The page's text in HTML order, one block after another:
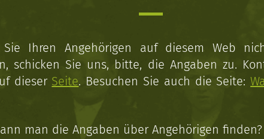
Sie Ihren Angehörigen auf diesem Web
schicken Sie uns, bitte, die Angaben zu.
dieser Seite. Besuchen Sie auch die Seite:
man die Angaben über Angehörigen finden?